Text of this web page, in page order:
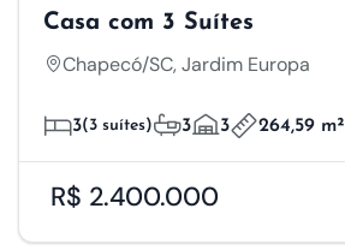
Casa com 3 Suítes
Chapecó/SC, Jardim Europa
3(3 suítes) 3 3 264,59 m²
R$ 2.400.000